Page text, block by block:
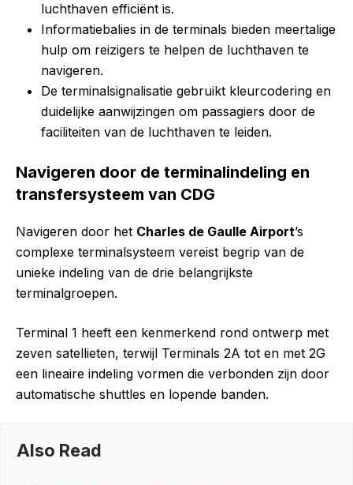
luchthaven efficiënt is.
Informatiebalies in de terminals bieden meertalige
hulp om reizigers te helpen de luchthaven te
navigeren.
De terminalsignalisatie gebruikt kleurcodering en
duidelijke aanwijzingen om passagiers door de
faciliteiten van de luchthaven te leiden.
Navigeren door de terminalindeling en
transfersysteem van CDG
Navigeren door het Charles de Gaulle Airport’s
complexe terminalsysteem vereist begrip van de
unieke indeling van de drie belangrijkste
terminalgroepen.
Terminal 1 heeft een kenmerkend rond ontwerp met
zeven satellieten, terwijl Terminals 2A tot en met 2G
een lineaire indeling vormen die verbonden zijn door
automatische shuttles en lopende banden.
Also Read